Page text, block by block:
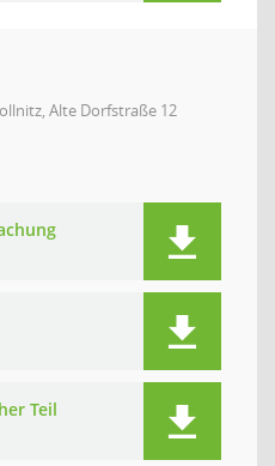
Alte Dorfstraße 12
Teil